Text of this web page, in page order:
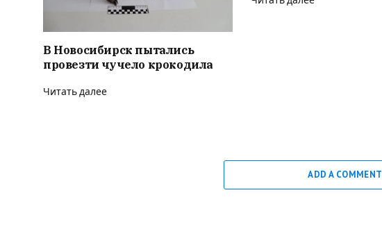
В Новосибирск пытались
провезти чучело крокодила
Читать далее
ADD A COMMENT